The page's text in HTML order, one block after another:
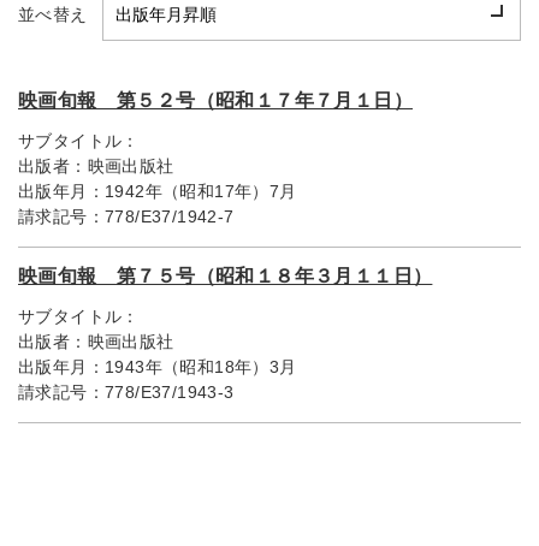
並べ替え
映画旬報 第５２号（昭和１７年７月１日）
サブタイトル：
出版者： 映画出版社
出版年月： 1942年（昭和17年）7月
請求記号： 778/E37/1942-7
映画旬報 第７５号（昭和１８年３月１１日）
サブタイトル：
出版者： 映画出版社
出版年月： 1943年（昭和18年）3月
請求記号： 778/E37/1943-3